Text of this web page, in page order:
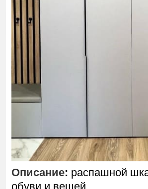
Описание: распашной
обуви и вещей.